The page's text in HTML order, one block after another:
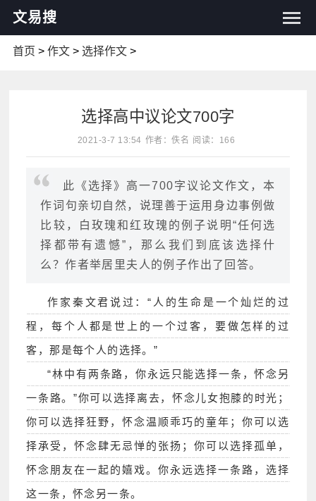
文易搜
首页 > 作文> 选择作文>
选择高中议论文700字
2021-3-7 13:54 作者：佚名 阅读：166
此《选择》高一700字议论文作文，本
作词句亲切自然，说理善于运用身边事例做
比较，白玫瑰和红玫瑰的例子说明“任何选
择都带有遗憾”，那么我们到底该选择什
么？作者举居里夫人的例子作出了回答。
作家秦文君说过：“人的生命是一个灿烂的过
程，每个人都是世上的一个过客，要做怎样的过
客，那是每个人的选择。”
“林中有两条路，你永远只能选择一条，怀念另
一条路。”你可以选择离去，怀念儿女抱膝的时光；
你可以选择狂野，怀念温顺乖巧的童年；你可以选
择承受，怀念肆无忌惮的张扬；你可以选择孤单，
怀念朋友在一起的嬉戏。你永远选择一条路，选择
这一条，怀念另一条。